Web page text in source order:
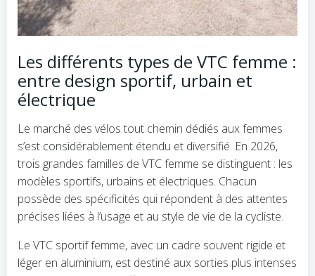
Les différents types de VTC femme :
entre design sportif, urbain et
électrique
Le marché des vélos tout chemin dédiés aux femmes
s’est considérablement étendu et diversifié. En 2026,
trois grandes familles de VTC femme se distinguent : les
modèles sportifs, urbains et électriques. Chacun
possède des spécificités qui répondent à des attentes
précises liées à l’usage et au style de vie de la cycliste.
Le VTC sportif femme, avec un cadre souvent rigide et
léger en aluminium, est destiné aux sorties plus intenses